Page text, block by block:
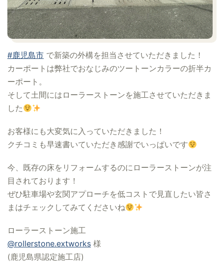
#鹿児島市 で新築の外構を担当させていただきました！
カーポートは弊社でおなじみのツートーンカラーの折半カ
ーポート。
そして土間にはローラーストーンを施工させていただきま
した
お客様にも大変気に入っていただきました！
クチコミも早速書いていただき感謝でいっぱいです
今、既存の床をリフォームするのにローラーストーンが注
目されております！
ぜひ駐車場や玄関アプローチを低コストで見直したい皆さ
まはチェックしてみてくださいね
ローラーストーン施工
@rollerstone.extworks 様
(鹿児島県認定施工店)